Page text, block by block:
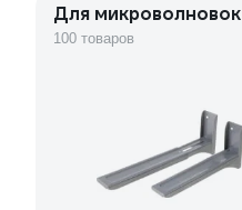
Для микроволновок
100 товаров